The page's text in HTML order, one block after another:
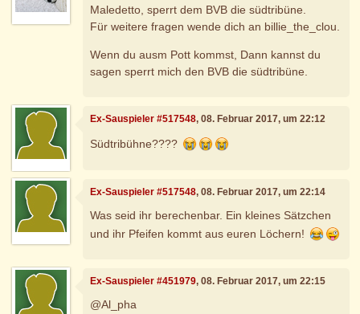
Maledetto, sperrt dem BVB die südtribüne.
Für weitere fragen wende dich an billie_the_clou.
Wenn du ausm Pott kommst, Dann kannst du
sagen sperrt mich den BVB die südtribüne.
Ex-Sauspieler #517548, 08. Februar 2017, um 22:12
Südtribühne????
Ex-Sauspieler #517548, 08. Februar 2017, um 22:14
Was seid ihr berechenbar. Ein kleines Sätzchen
und ihr Pfeifen kommt aus euren Löchern!
Ex-Sauspieler #451979, 08. Februar 2017, um 22:15
@Al_pha